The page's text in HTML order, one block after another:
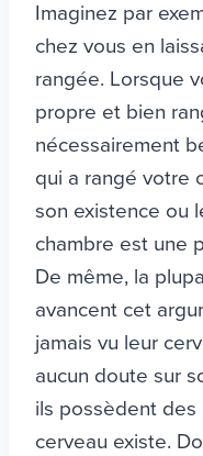
Imaginez par
chez vous en
rangée. Lorsque
propre et bien
nécessairement
qui a rangé votre
son existence ou
chambre est une
De même, la
avancent cet
jamais vu leur
aucun doute sur
ils possèdent
cerveau existe.